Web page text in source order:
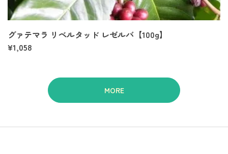
グァテマラ リベルタッド レゼルバ【100g】
¥1,058
MORE